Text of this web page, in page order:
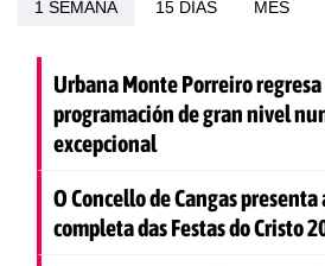
1 SEMANA 15 DÍAS MES
Urbana Monte Porreiro
programación de gran nivel
excepcional
O Concello de Cangas
completa das Festas do Cristo